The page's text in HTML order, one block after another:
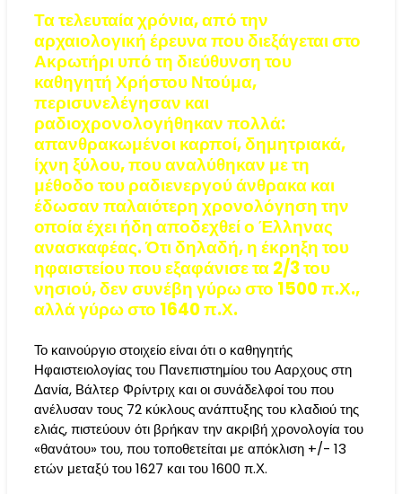
Τα τελευταία χρόνια, από την
αρχαιολογική έρευνα που διεξάγεται στο
Ακρωτήρι υπό τη διεύθυνση του
καθηγητή Χρήστου Ντούμα,
περισυνελέγησαν και
ραδιοχρονολογήθηκαν πολλά:
απανθρακωμένοι καρποί, δημητριακά,
ίχνη ξύλου, που αναλύθηκαν με τη
μέθοδο του ραδιενεργού άνθρακα και
έδωσαν παλαιότερη χρονολόγηση την
οποία έχει ήδη αποδεχθεί ο Έλληνας
ανασκαφέας. Ότι δηλαδή, η έκρηξη του
ηφαιστείου που εξαφάνισε τα 2/3 του
νησιού, δεν συνέβη γύρω στο 1500 π.Χ.,
αλλά γύρω στο 1640 π.Χ.
Το καινούργιο στοιχείο είναι ότι ο καθηγητής
Ηφαιστειολογίας του Πανεπιστημίου του Ααρχους στη
Δανία, Βάλτερ Φρίντριχ και οι συνάδελφοί του που
ανέλυσαν τους 72 κύκλους ανάπτυξης του κλαδιού της
ελιάς, πιστεύουν ότι βρήκαν την ακριβή χρονολογία του
«θανάτου» του, που τοποθετείται με απόκλιση +/- 13
ετών μεταξύ του 1627 και του 1600 π.Χ.